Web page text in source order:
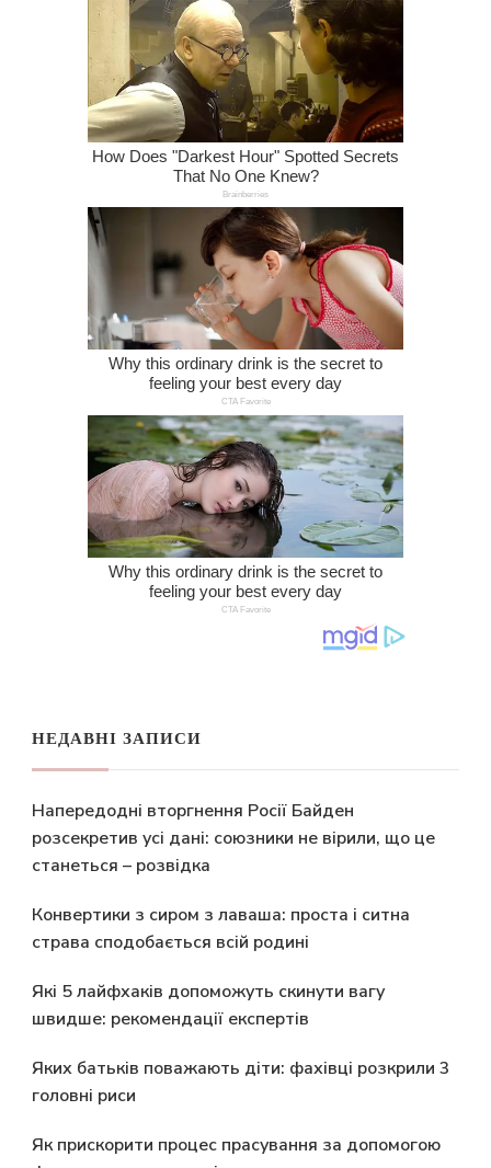
НЕДАВНІ ЗАПИСИ
Напередодні вторгнення Росії Байден
розсекретив усі дані: союзники не вірили, що це
станеться – розвідка
Конвертики з сиром з лаваша: проста і ситна
страва сподобається всій родині
Які 5 лайфхаків допоможуть скинути вагу
швидше: рекомендації експертів
Яких батьків поважають діти: фахівці розкрили 3
головні риси
Як прискорити процес прасування за допомогою